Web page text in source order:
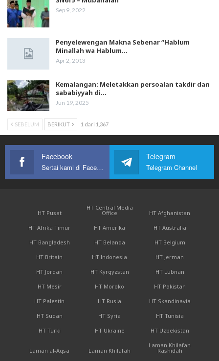
Sep 9, 2022
Penyelewengan Makna Sebenar “Hablum
Minallah wa Hablum…
Apr 2, 2013
Kemalangan: Meletakkan persoalan takdir dan
sababiyyah di…
Jun 19, 2025
SEBELUM BERIKUT 1 dari 1,367
Facebook
Sertai kami di Facebook
Telegram
Telegram Channel
HT Pusat
HT Central Media
Office
HT Afghanistan
HT Afrika Timur
HT Amerika
HT Australia
HT Bangladesh
HT Belanda
HT Belgium
HT Britain
HT Indonesia
HT Jerman
HT Jordan
HT Kyrgyzstan
HT Lubnan
HT Mesir
HT Moroko
HT Pakistan
HT Palestin
HT Rusia
HT Skandinavia
HT Sudan
HT Syria
HT Tunisia
HT Turki
HT Ukraine HT Uzbekistan
Laman al-Aqsa Laman Khilafah
Laman Khilafah
Rashidah